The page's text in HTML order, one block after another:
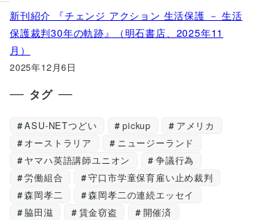
新刊紹介 『チェンジ アクション 生活保護 － 生活
保護裁判30年の軌跡』（明石書店、2025年11
月）
2025年12月6日
タグ
ASU-NETつどい pickup
アメリカ
オーストラリア
ニュージーランド
ヤマハ英語講師ユニオン
争議行為
労働組合
守口市学童保育雇い止め裁判
森岡孝二
森岡孝二の連続エッセイ
脇田滋
賃金窃盗
開催済